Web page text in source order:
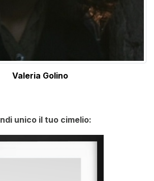
Valeria Golino
unico il tuo cimelio: